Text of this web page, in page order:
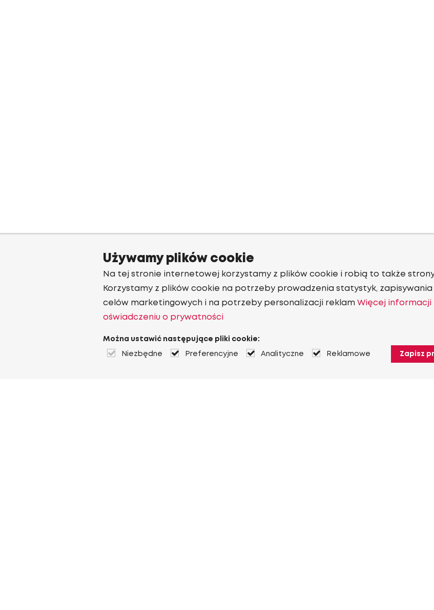
Używamy plików cookie
Na tej stronie internetowej korzystamy z plików cookie i robią to także
Korzystamy z plików cookie na potrzeby prowadzenia statystyk,
celów marketingowych i na potrzeby personalizacji reklam Więcej informacji
oświadczeniu o prywatności
Można ustawić następujące pliki cookie:
Niezbędne Preferencyjne Analityczne Reklamowe Zapisz